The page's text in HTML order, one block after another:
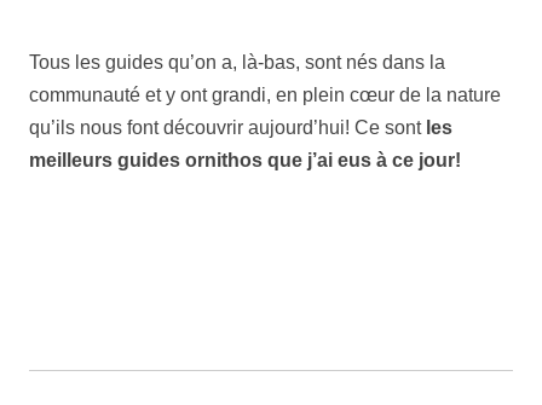
Tous les guides qu’on a, là-bas, sont nés dans la
communauté et y ont grandi, en plein cœur de la nature
qu’ils nous font découvrir aujourd’hui! Ce sont les
meilleurs guides ornithos que j’ai eus à ce jour!